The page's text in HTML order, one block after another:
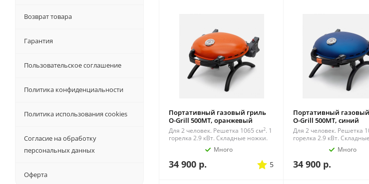
Портативный газовый гриль
O-Grill 500MT, оранжевый
Для 2 человек. Решетка 1065 см2. 1
горелка 2.9 кВт. Складные ножки.
Много
34 900 р. 5
Портативный
O-Grill 500MT, синий
Для 2 человек. Решетка
горелка 2.9 кВт.
Много
34 900р.
Возврат товара
Гарантия
Пользовательское соглашение
Политика конфиденциальности
Политика использования cookies
Согласие на обработку
персональных данных
Оферта